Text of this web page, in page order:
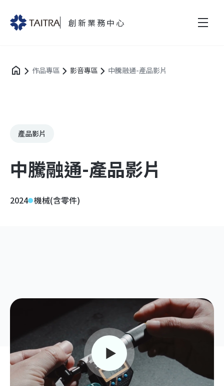
創新業務中心
作品專區 影音專區 中騰融通-產品影片
產品影片
中騰融通-產品影片
2024 機械(含零件)